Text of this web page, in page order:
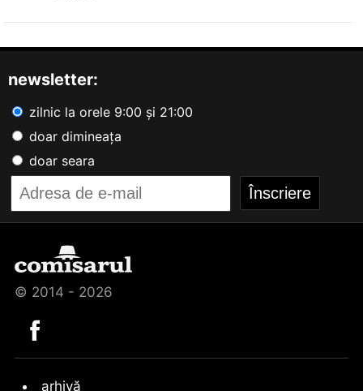
newsletter:
zilnic la orele 9:00 și 21:00
doar dimineața
doar seara
© 2014 - 2026
arhivă